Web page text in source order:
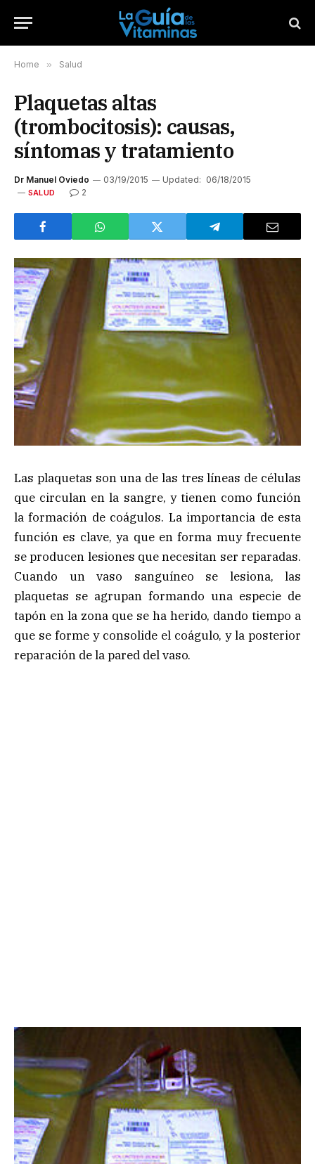
Home » Salud
Plaquetas altas
(trombocitosis): causas,
síntomas y tratamiento
Dr Manuel Oviedo 03/19/2015 Updated: 06/18/2015
SALUD 2
Las plaquetas son una de las tres líneas de células
que circulan en la sangre, y tienen como función
la formación de coágulos. La importancia de esta
función es clave, ya que en forma muy frecuente
se producen lesiones que necesitan ser reparadas.
Cuando un vaso sanguíneo se lesiona, las
plaquetas se agrupan formando una especie de
tapón en la zona que se ha herido, dando tiempo a
que se forme y consolide el coágulo, y la posterior
reparación de la pared del vaso.